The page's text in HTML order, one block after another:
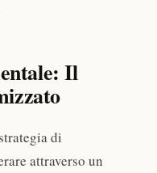
Il
di
attraverso un